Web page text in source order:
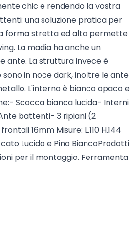
chic e rendendo la vostra
una soluzione pratica per
forma stretta ed alta permette
La madia ha anche un
ante. La struttura invece è
in noce dark, inoltre le ante
L'interno è bianco opaco e
Scocca bianca lucida- Interni
battenti- 3 ripiani (2
16mm Misure: L.110 H.144
Lucido e Pino BiancoProdotti
per il montaggio. Ferramenta